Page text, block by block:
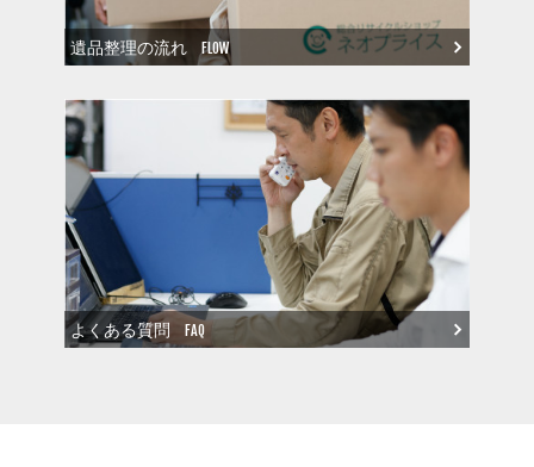
遺品整理の流れ FLOW
よくある質問 FAQ